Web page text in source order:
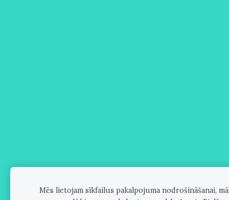
Mēs lietojam sīkfailus pakalpojuma nodrošināšanai,